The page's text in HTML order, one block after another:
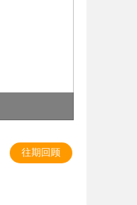
往期回顾